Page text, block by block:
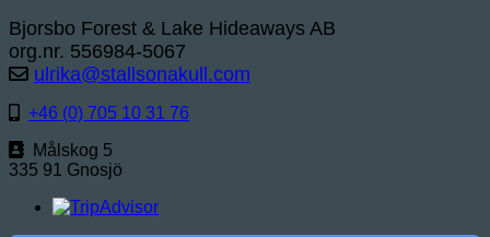
Bjorsbo Forest & Lake Hideaways AB
org.nr. 556984-5067
ulrika@stallsonakull.com
+46 (0) 705 10 31 76
Målskog 5
335 91 Gnosjö